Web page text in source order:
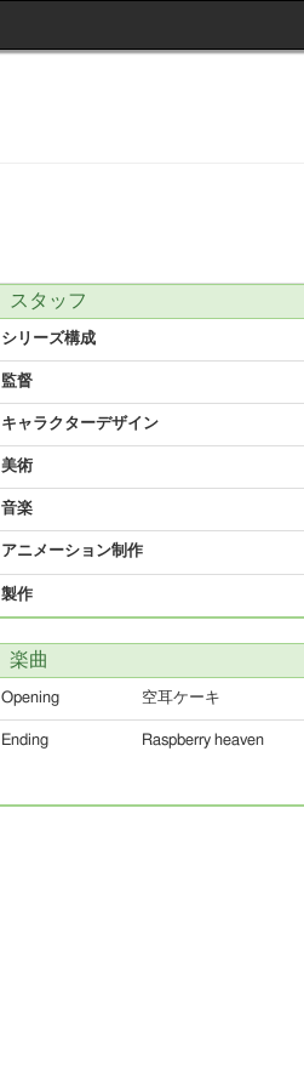
スタッフ
シリーズ構成
監督
キャラクターデザイン
美術
音楽
アニメーション制作
製作
楽曲
Opening 空耳ケーキ
Ending Raspberry heaven